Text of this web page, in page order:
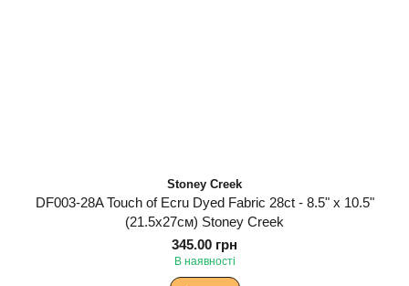
Stoney Creek
DF003-28A Touch of Ecru Dyed Fabric 28ct - 8.5" x 10.5"
(21.5х27см) Stoney Creek
345.00 грн
В наявності